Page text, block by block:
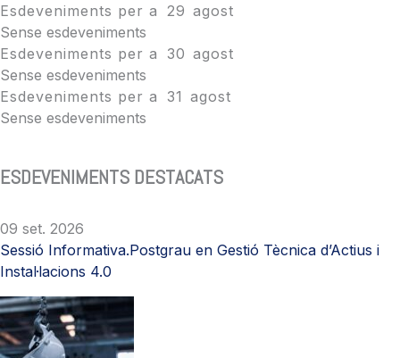
Esdeveniments per a
29 agost
Sense esdeveniments
Esdeveniments per a 30 agost
Sense esdeveniments
Esdeveniments per a 31 agost
Sense esdeveniments
ESDEVENIMENTS DESTACATS
09 set. 2026
Sessió Informativa.Postgrau en Gestió Tècnica d’Actius i
Instal·lacions 4.0